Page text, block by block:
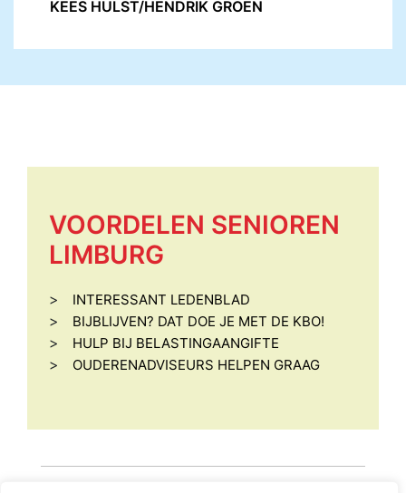
KEES HULST/HENDRIK GROEN
VOORDELEN SENIOREN
LIMBURG
> INTERESSANT LEDENBLAD
> BIJBLIJVEN? DAT DOE JE MET DE KBO!
> HULP BIJ BELASTINGAANGIFTE
> OUDERENADVISEURS HELPEN GRAAG